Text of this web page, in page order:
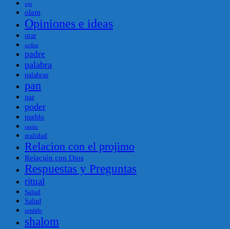
ojo
olam
Opiniones e ideas
orar
orden
padre
palabra
palabras
pan
paz
poder
pueblo
razón
realidad
Relacion con el projimo
Relación con Dios
Respuestas y Preguntas
ritual
Salud
Salud
sentido
shalom